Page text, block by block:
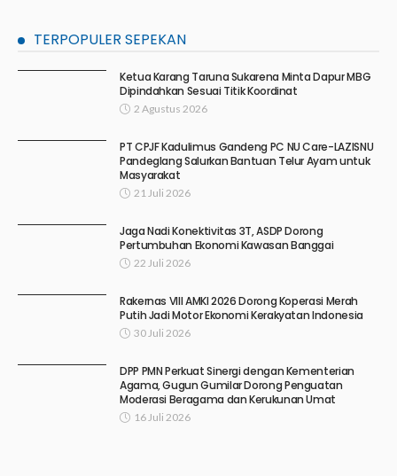
TERPOPULER SEPEKAN
Ketua Karang Taruna Sukarena Minta Dapur MBG
Dipindahkan Sesuai Titik Koordinat
2 Agustus 2026
PT CPJF Kadulimus Gandeng PC NU Care-LAZISNU
Pandeglang Salurkan Bantuan Telur Ayam untuk
Masyarakat
21 Juli 2026
Jaga Nadi Konektivitas 3T, ASDP Dorong
Pertumbuhan Ekonomi Kawasan Banggai
22 Juli 2026
Rakernas VIII AMKI 2026 Dorong Koperasi Merah
Putih Jadi Motor Ekonomi Kerakyatan Indonesia
30 Juli 2026
DPP PMN Perkuat Sinergi dengan Kementerian
Agama, Gugun Gumilar Dorong Penguatan
Moderasi Beragama dan Kerukunan Umat
16 Juli 2026